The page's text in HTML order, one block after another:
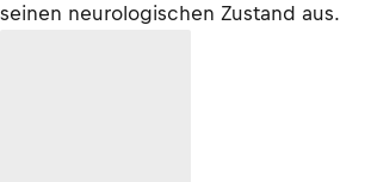
seinen neurologischen Zustand aus.